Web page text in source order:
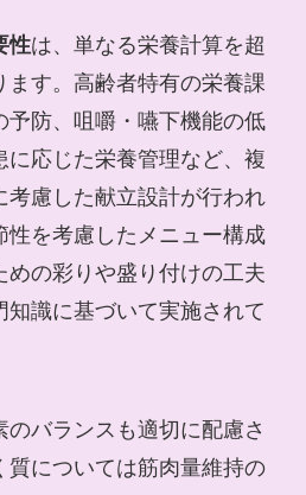
性は、単なる栄養計算を超
ます。高齢者特有の栄養課
予防、咀嚼・嚥下機能の低
に応じた栄養管理など、複
考慮した献立設計が行われ
性を考慮したメニュー構成
めの彩りや盛り付けの工夫
知識に基づいて実施されて
バランスも適切に配慮さ
質については筋肉量維持の